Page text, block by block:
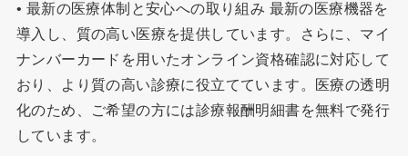
• 最新の医療体制と安心への取り組み 最新の医療機器を
導入し、質の高い医療を提供しています。さらに、マイ
ナンバーカードを用いたオンライン資格確認に対応して
おり、より質の高い診療に役立てています。医療の透明
化のため、ご希望の方には診療報酬明細書を無料で発行
しています。